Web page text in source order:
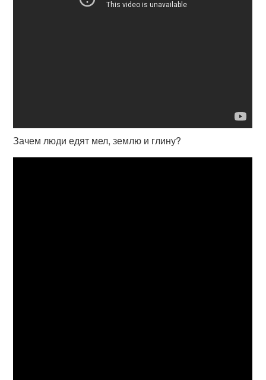
Зачем люди едят мел, землю и глину?